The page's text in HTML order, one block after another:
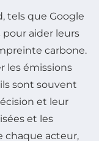
tels que Google
aider leurs
carbone.
les émissions
sont souvent
et leur
et les
chaque acteur,